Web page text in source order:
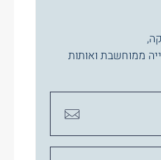
,
ממוחשבת ואותות